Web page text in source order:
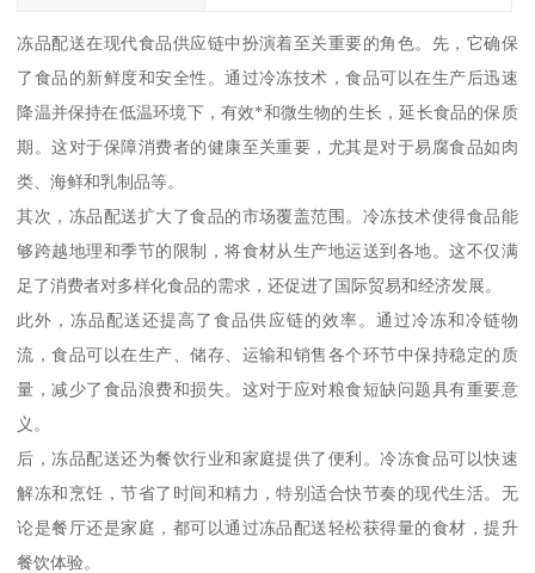
冻品配送在现代食品供应链中扮演着至关重要的角色。先，它确保
了食品的新鲜度和安全性。通过冷冻技术，食品可以在生产后迅速
降温并保持在低温环境下，有效*和微生物的生长，延长食品的保质
期。这对于保障消费者的健康至关重要，尤其是对于易腐食品如肉
类、海鲜和乳制品等。
其次，冻品配送扩大了食品的市场覆盖范围。冷冻技术使得食品能
够跨越地理和季节的限制，将食材从生产地运送到各地。这不仅满
足了消费者对多样化食品的需求，还促进了国际贸易和经济发展。
此外，冻品配送还提高了食品供应链的效率。通过冷冻和冷链物
流，食品可以在生产、储存、运输和销售各个环节中保持稳定的质
量，减少了食品浪费和损失。这对于应对粮食短缺问题具有重要意
义。
后，冻品配送还为餐饮行业和家庭提供了便利。冷冻食品可以快速
解冻和烹饪，节省了时间和精力，特别适合快节奏的现代生活。无
论是餐厅还是家庭，都可以通过冻品配送轻松获得量的食材，提升
餐饮体验。